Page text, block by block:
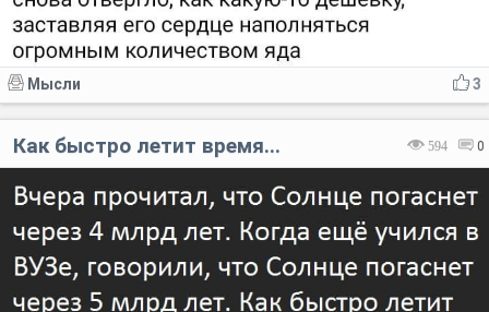
3
Мысли
594 0
Как быстро летит время...